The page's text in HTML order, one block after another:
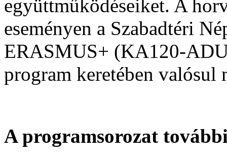
együttműködéseiket. A
eseményen a Szabadtéri
ERASMUS+ (KA120-
program keretében valósul
A programsorozat